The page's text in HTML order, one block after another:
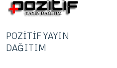
POZİTİF YAYIN
DAĞITIM